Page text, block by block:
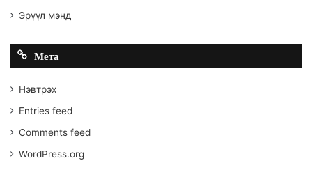
Эрүүл мэнд
Мета
Нэвтрэх
Entries feed
Comments feed
WordPress.org